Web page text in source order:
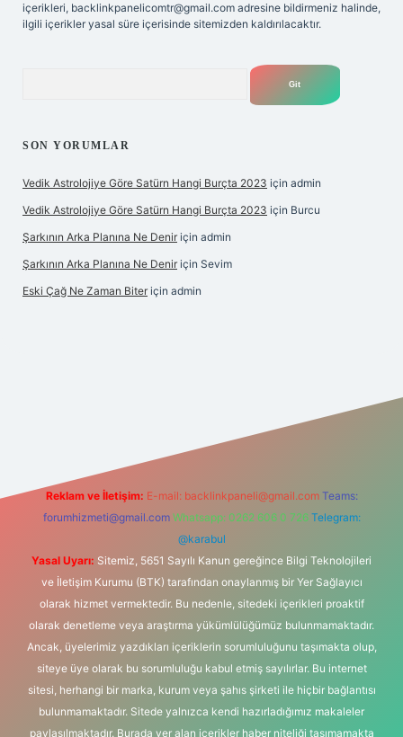
içerikleri, backlinkpanelicomtr@gmail.com adresine bildirmeniz halinde,
ilgili içerikler yasal süre içerisinde sitemizden kaldırılacaktır.
SON YORUMLAR
Vedik Astrolojiye Göre Satürn Hangi Burçta 2023 için admin
Vedik Astrolojiye Göre Satürn Hangi Burçta 2023 için Burcu
Şarkının Arka Planına Ne Denir için admin
Şarkının Arka Planına Ne Denir için Sevim
Eski Çağ Ne Zaman Biter için admin
Reklam ve İletişim: E-mail: backlinkpaneli@gmail.com Teams:
forumhizmeti@gmail.com Whatsapp: 0262 606 0 726 Telegram:
@karabul
Yasal Uyarı: Sitemiz, 5651 Sayılı Kanun gereğince Bilgi Teknolojileri
ve İletişim Kurumu (BTK) tarafından onaylanmış bir Yer Sağlayıcı
olarak hizmet vermektedir. Bu nedenle, sitedeki içerikleri proaktif
olarak denetleme veya araştırma yükümlülüğümüz bulunmamaktadır.
Ancak, üyelerimiz yazdıkları içeriklerin sorumluluğunu taşımakta olup,
siteye üye olarak bu sorumluluğu kabul etmiş sayılırlar. Bu internet
sitesi, herhangi bir marka, kurum veya şahıs şirketi ile hiçbir bağlantısı
bulunmamaktadır. Sitede yalnızca kendi hazırladığımız makaleler
paylaşılmaktadır. Burada yer alan içerikler haber niteliği taşımamakta